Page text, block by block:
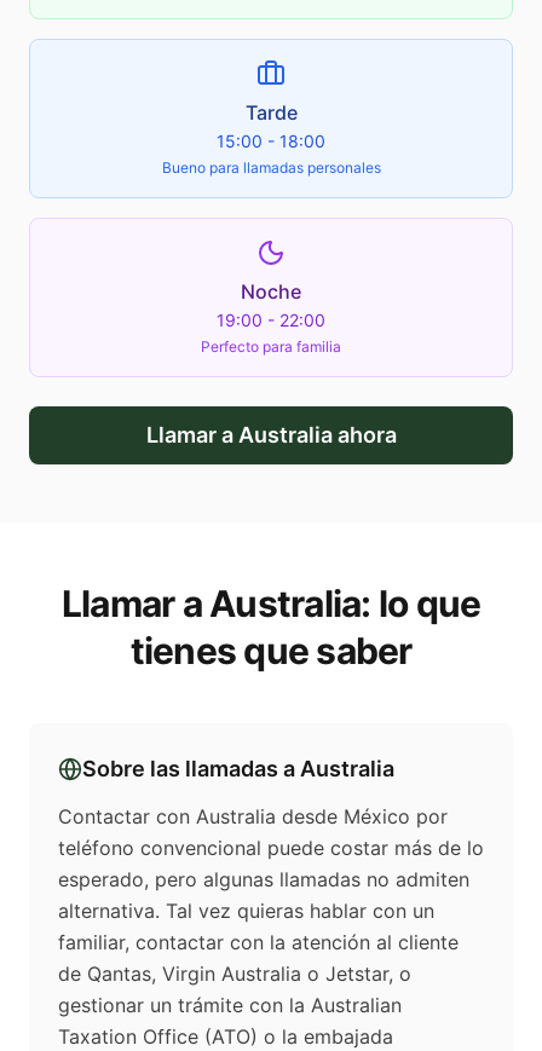
Tarde
15:00 - 18:00
Bueno para llamadas personales
Noche
19:00 - 22:00
Perfecto para familia
Llamar a Australiaahora
Llamar aAustralia: lo que
tienes que saber
Sobre las llamadas a Australia
Contactar con Australia desde México por
teléfono convencional puede costar más de lo
esperado, pero algunas llamadas no admiten
alternativa. Tal vez quieras hablar con un
familiar, contactar con la atención al cliente
de Qantas, Virgin Australia o Jetstar, o
gestionar un trámite con la Australian
Taxation Office (ATO) o la embajada